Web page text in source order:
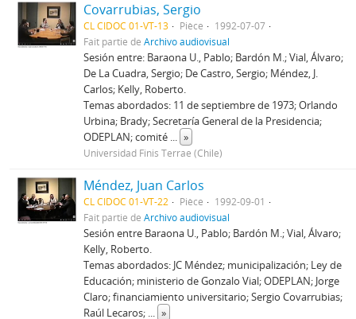
Covarrubias, Sergio
CL CIDOC 01-VT-13 Pièce
1992-07-07
Fait partie deArchivo audiovisual
Sesión entre: Baraona U., Pablo; Bardón M.; Vial, Álvaro;
De La Cuadra, Sergio; De Castro, Sergio; Méndez, J.
Carlos; Kelly, Roberto.
Temas abordados: 11 de septiembre de 1973; Orlando
Urbina; Brady; Secretaría General de la Presidencia;
ODEPLAN; comité ... »
Universidad Finis Terrae (Chile)
Méndez, Juan Carlos
CL CIDOC 01-VT-22 Pièce
1992-09-01
Fait partie deArchivo audiovisual
Sesión entre Baraona U., Pablo; Bardón M.; Vial, Álvaro;
Kelly, Roberto.
Temas abordados: JC Méndez; municipalización; Ley de
Educación; ministerio de Gonzalo Vial; ODEPLAN; Jorge
Claro; financiamiento universitario; Sergio Covarrubias;
Raúl Lecaros; ... »